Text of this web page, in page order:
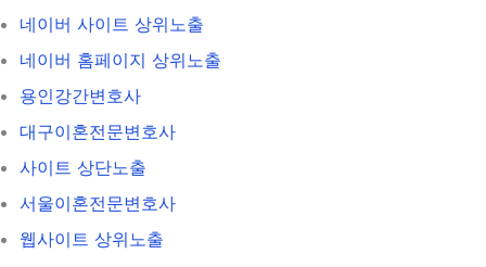
네이버 사이트 상위노출
네이버 홈페이지 상위노출
용인강간변호사
대구이혼전문변호사
사이트 상단노출
서울이혼전문변호사
웹사이트 상위노출